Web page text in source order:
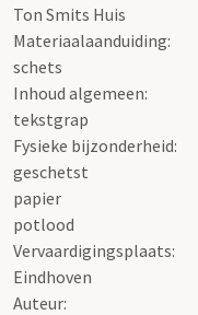
Ton Smits Huis
Materiaalaanduiding:
schets
Inhoud algemeen:
tekstgrap
Fysieke bijzonderheid:
geschetst
papier
potlood
Vervaardigingsplaats:
Eindhoven
Auteur: